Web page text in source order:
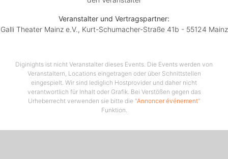
Veranstalter und Vertragspartner:
Galli Theater Mainz e.V., Kurt-Schumacher-Straße 41b - 55124 Mainz
Diginights ist nicht Veranstalter dieses Events. Die Events werden von
Veranstaltern, Locations eingetragen oder über Schnittstellen
eingespielt. Wir sind lediglich Hostprovider und daher nicht
verantwortlich für Inhalt oder Grafik. Bei Verstößen gegen das
Urheberrecht verwenden sie bitte die "Annoncer événement"
Funktion.